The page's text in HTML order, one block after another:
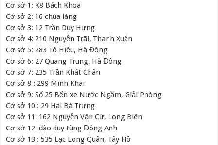
Cơ sở 1: K8 Bách Khoa
Cơ sở 2: 16 chùa láng
Cơ sở 3: 12 Trần Duy Hưng
Cơ sở 4: 210 Nguyễn Trãi, Thanh Xuân
Cơ sở 5: 283 Tô Hiệu, Hà Đông
Cơ sở 6: 27 Quang Trung, Hà Đông
Cơ sở 7: 235 Trần Khát Chân
Cơ sở 8 : 299 Minh Khai
Cơ sở 9: Số 25 Bến xe Nước Ngầm, Giải Phóng
Cơ sở 10 : 29 Hai Bà Trưng
Cơ sở 11: 162 Nguyễn Văn Cừ, Long Biên
Cơ sở 12: đào duy tùng Đông Anh
Cơ sở 13 : 535 Lạc Long Quân, Tây Hồ